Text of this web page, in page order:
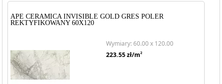
APE CERAMICA INVISIBLE GOLD GRES POLER
REKTYFIKOWANY 60X120
Wymiary: 60.00 x 120.00
223.55zł/m2